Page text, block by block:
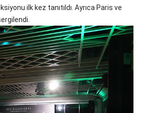
ilk kez tanıtıldı. Ayrıca Paris ve